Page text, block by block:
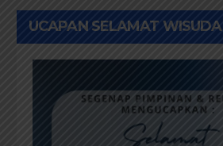
UCAPAN SELAMAT WISUDA